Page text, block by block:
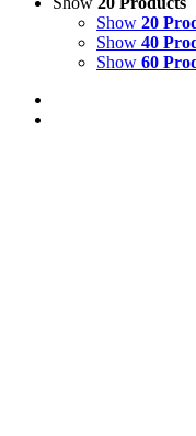
Show 20
Show 40
Show 60